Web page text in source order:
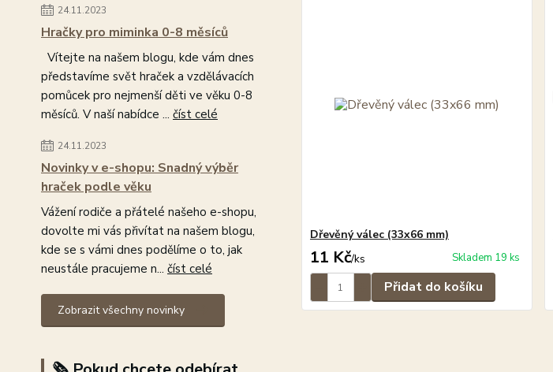
24.11.2023
Hračky pro miminka 0-8 měsíců
Vítejte na našem blogu, kde vám dnes
představíme svět hraček a vzdělávacích
pomůcek pro nejmenší děti ve věku 0-8
měsíců. V naší nabídce ... číst celé
24.11.2023
Novinky v e-shopu: Snadný výběr
hraček podle věku
Vážení rodiče a přátelé našeho e-shopu,
dovolte mi vás přivítat na našem blogu,
kde se s vámi dnes podělíme o to, jak
neustále pracujeme n... číst celé
Zobrazit všechny novinky
Dřevěný válec (33x66 mm)
11 Kč/ks Skladem 19 ks
Přidat do košíku